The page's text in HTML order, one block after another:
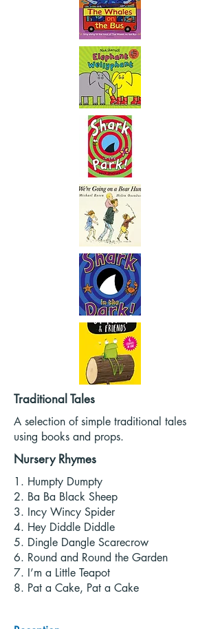
Traditional Tales
A selection of simple traditional tales
using books and props.
Nursery Rhymes
1. Humpty Dumpty
2. Ba Ba Black Sheep
3. Incy Wincy Spider
4. Hey Diddle Diddle
5. Dingle Dangle Scarecrow
6. Round and Round the Garden
7. I’m a Little Teapot
8. Pat a Cake, Pat a Cake